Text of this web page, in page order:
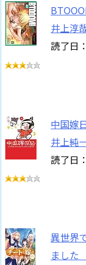
井上淳
読了日
中国嫁
井上純
読了日
異世界
ました